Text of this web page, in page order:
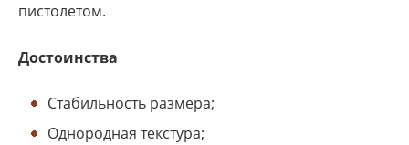
пистолетом.
Достоинства
Стабильность размера;
Однородная текстура;